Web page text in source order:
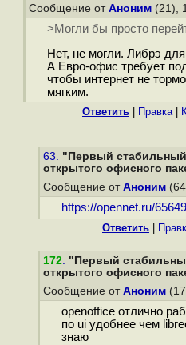
Сообщение от Аноним (21),
>Могли бы просто
Нет, не могли. Либрэ
А Евро-офис требует
чтобы интернет не
мягким.
Ответить Правка|
63. "Первый
открытого офисного
Сообщение от Аноним
https://opennet.ru/
Ответить
172. "Первый
открытого офисного
Сообщение от Аноним
openoffice отлично
по ui удобнее чем
знаю